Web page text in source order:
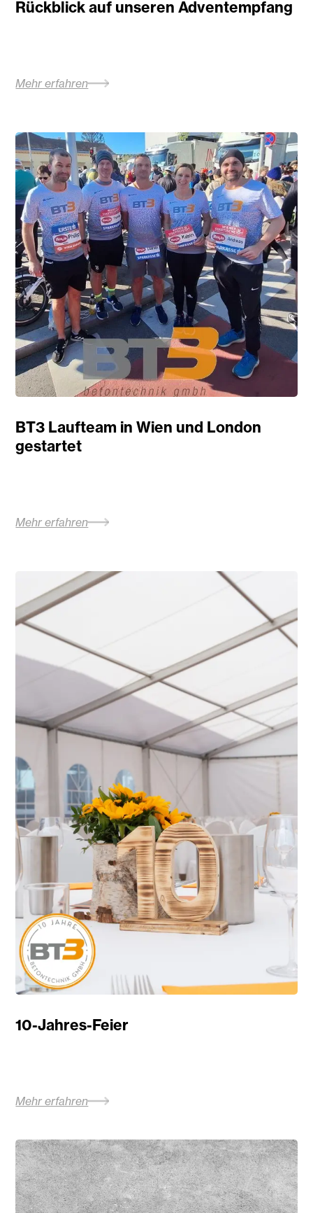
Rückblick auf unseren Adventempfang
Mehr erfahren
BT3 Laufteam in Wien und London
gestartet
Mehr erfahren
10-Jahres-Feier
Mehr erfahren